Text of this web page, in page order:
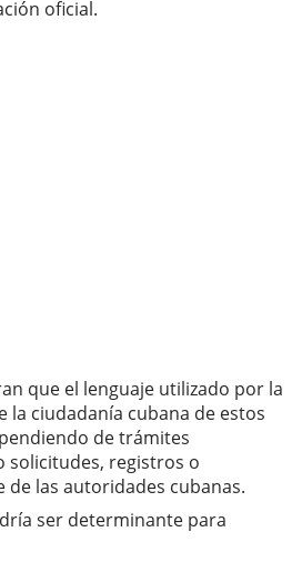
oficial.
que el lenguaje utilizado por la
la ciudadanía cubana de estos
de trámites
solicitudes, registros o
las autoridades cubanas.
ser determinante para